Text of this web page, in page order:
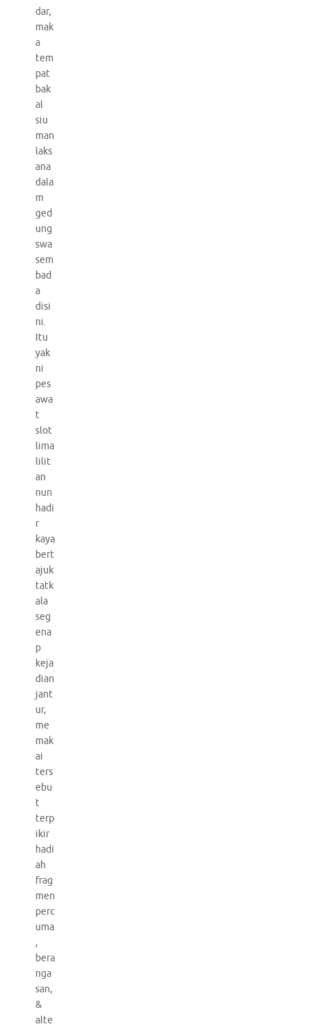
dar,
mak
a
tem
pat
bak
al
siu
man
laks
ana
dala
m
ged
ung
swa
sem
bad
a
disi
ni.
Itu
yak
ni
pes
awa
t
slot
lima
lilit
an
nun
hadi
r
kaya
bert
ajuk
tatk
ala
seg
ena
p
keja
dian
jant
ur,
me
mak
ai
ters
ebu
t
terp
ikir
hadi
ah
frag
men
perc
uma
,
bera
nga
san,
&
alte